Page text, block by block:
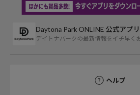
Daytona Park ONLINE 公式アプリ
デイトナパークの最新情報をイチ早く
ヘルプ